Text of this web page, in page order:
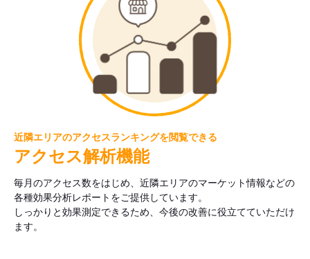
近隣エリアのアクセスランキングを閲覧できる
アクセス解析機能
毎月のアクセス数をはじめ、近隣エリアのマーケット情報などの
各種効果分析レポートをご提供しています。
しっかりと効果測定できるため、今後の改善に役立てていただけ
ます。